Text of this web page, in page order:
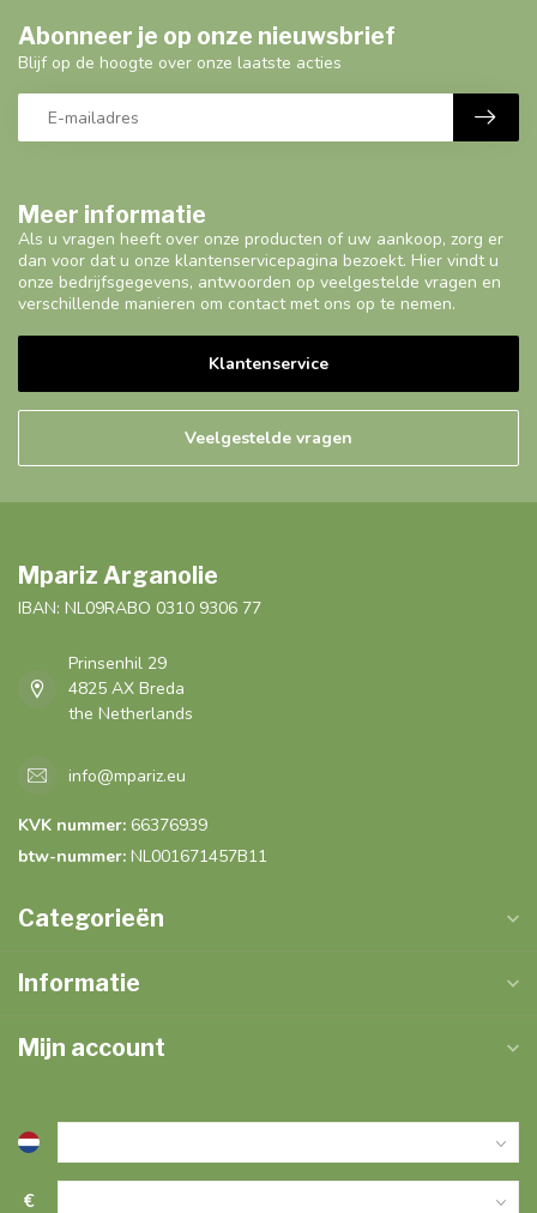
Meer informatie
Als u vragen heeft over onze producten of uw aankoop, zorg er
dan voor dat u onze klantenservicepagina bezoekt. Hier vindt u
onze bedrijfsgegevens, antwoorden op veelgestelde vragen en
verschillende manieren om contact met ons op te nemen.
Klantenservice
Veelgestelde vragen
Abonneer je op onze nieuwsbrief
Blijf op de hoogte over onze laatste acties
Mpariz Arganolie
IBAN: NL09RABO 0310 9306 77
Prinsenhil 29
4825 AX Breda
the Netherlands
info@mpariz.eu
KVK nummer: 66376939
btw-nummer: NL001671457B11
Categorieën
Informatie
Mijn account
€